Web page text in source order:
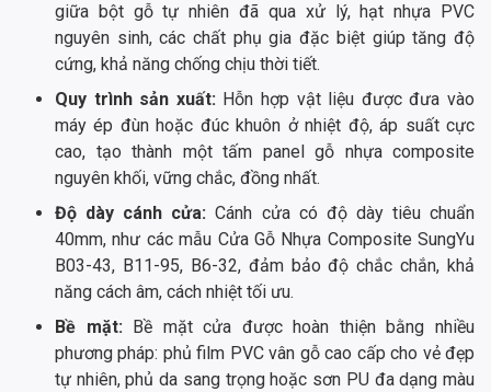
giữa bột gỗ tự nhiên đã qua xử lý, hạt nhựa PVC
nguyên sinh, các chất phụ gia đặc biệt giúp tăng độ
cứng, khả năng chống chịu thời tiết.
Quy trình sản xuất: Hỗn hợp vật liệu được đưa vào
máy ép đùn hoặc đúc khuôn ở nhiệt độ, áp suất cực
cao, tạo thành một tấm panel gỗ nhựa composite
nguyên khối, vững chắc, đồng nhất.
Độ dày cánh cửa:Cánh cửa có độ dày tiêu chuẩn
40mm, như các mẫu Cửa Gỗ Nhựa Composite SungYu
B03-43, B11-95, B6-32, đảm bảo độ chắc chắn, khả
năng cách âm, cách nhiệt tối ưu.
Bề mặt: Bề mặt cửa được hoàn thiện bằng nhiều
phương pháp: phủ film PVC vân gỗ cao cấp cho vẻ đẹp
tự nhiên, phủ da sang trọng hoặc sơn PU đa dạng màu